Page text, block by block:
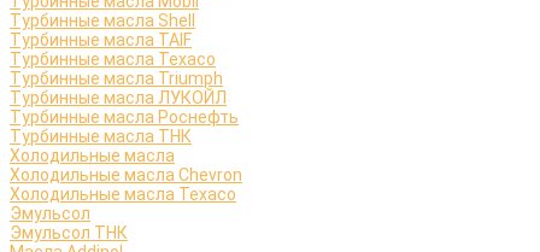
Турбинные масла Shell
Турбинные масла TAIF
Турбинные масла Texaco
Турбинные масла Triumph
Турбинные масла ЛУКОЙЛ
Турбинные масла Роснефть
Турбинные масла ТНК
Холодильные масла
Холодильные масла Chevron
Холодильные масла Texaco
Эмульсол
Эмульсол ТНК